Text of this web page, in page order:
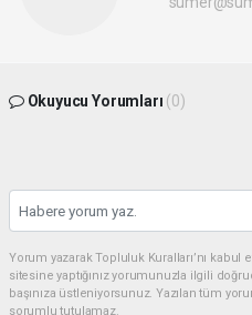
Okuyucu Yorumları (0)
Yorum yazarak Topluluk Kuralları’nı
sitesine yaptığınız yorumunuzla ilgili
başınıza üstleniyorsunuz. Yazılan tüm
sorumlu tutulamaz.